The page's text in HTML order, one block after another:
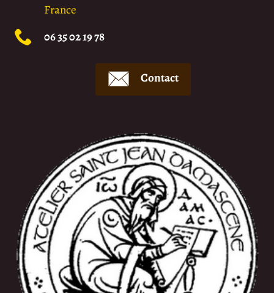
France
06 35 02 19 78
Contact